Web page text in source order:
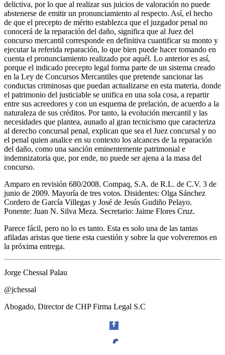
Threads
delictiva, por lo que al realizar sus juicios de valoración no puede
abstenerse de emitir un pronunciamiento al respecto. Así, el hecho
de que el precepto de mérito establezca que el juzgador penal no
conocerá de la reparación del daño, significa que al Juez del
concurso mercantil corresponde en definitiva cuantificar su monto y
ejecutar la referida reparación, lo que bien puede hacer tomando en
cuenta el pronunciamiento realizado por aquél. Lo anterior es así,
porque el indicado precepto legal forma parte de un sistema creado
en la Ley de Concursos Mercantiles que pretende sancionar las
conductas criminosas que puedan actualizarse en esta materia, donde
el patrimonio del justiciable se unifica en una sola cosa, a repartir
entre sus acreedores y con un esquema de prelación, de acuerdo a la
naturaleza de sus créditos. Por tanto, la evolución mercantil y las
necesidades que plantea, aunado al gran tecnicismo que caracteriza
al derecho concursal penal, explican que sea el Juez concursal y no
el penal quien analice en su contexto los alcances de la reparación
del daño, como una sanción eminentemente patrimonial e
indemnizatoria que, por ende, no puede ser ajena a la masa del
concurso.
Amparo en revisión 680/2008. Compaq, S.A. de R.L. de C.V. 3 de
junio de 2009. Mayoría de tres votos. Disidentes: Olga Sánchez
Cordero de García Villegas y José de Jesús Gudiño Pelayo.
Ponente: Juan N. Silva Meza. Secretario: Jaime Flores Cruz.
Parece fácil, pero no lo es tanto. Esta es solo una de las tantas
afiladas aristas que tiene esta cuestión y sobre la que volveremos en
la próxima entrega.
Jorge Chessal Palau
@jchessal
Abogado, Director de CHP Firma Legal S.C